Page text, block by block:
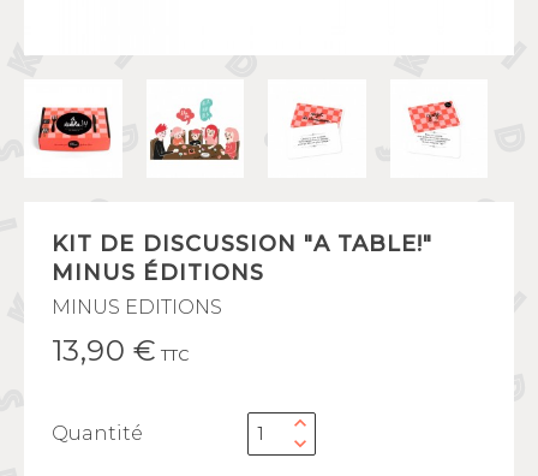
KIT DE DISCUSSION "A TABLE!"
MINUS ÉDITIONS
MINUS EDITIONS
13,90 € TTC
Quantité